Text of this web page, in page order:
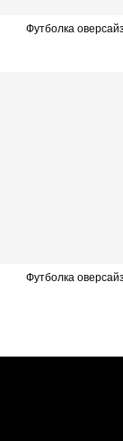
Футболка
Футболка